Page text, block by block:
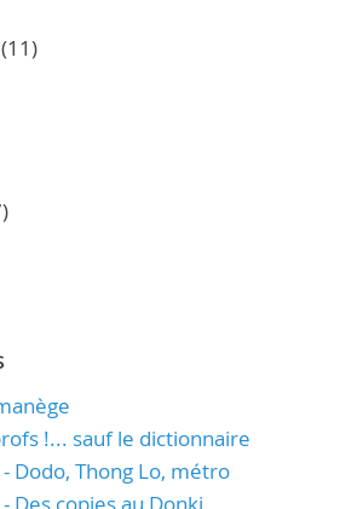
(11)
!... sauf le dictionnaire
Dodo, Thong Lo, métro